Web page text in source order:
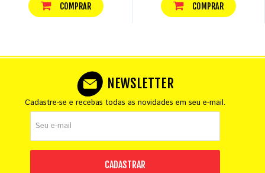
COMPRAR COMPRAR
NEWSLETTER
Cadastre-se e recebas todas as novidades em seu e-mail.
CADASTRAR